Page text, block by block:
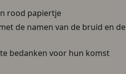
rood papiertje
de namen van de bruid en de
bedanken voor hun komst